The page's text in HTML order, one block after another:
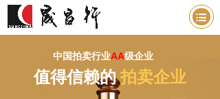
中国拍卖行业AA级企业
值得信赖的拍卖企业